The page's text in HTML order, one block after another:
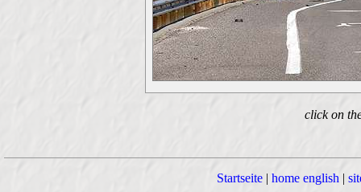
click on
Startseite| home english |